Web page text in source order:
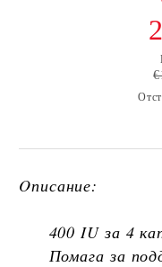
Oписание:
400 IU за 4
Помага за